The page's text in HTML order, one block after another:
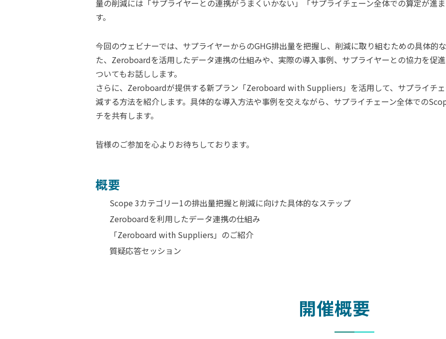
量の削減には「サプライヤーとの連携がうまくいかない」「サプライチェーン全体での算定が進
す。
今回のウェビナーでは、 サプライヤーからのGHG排出量を把握し、削減に取り組むための具体的
た、Zeroboardを活用したデータ連携の仕組みや、実際の導入事例、サプライヤーとの協力を促
ついてもお話しします。
さらに、Zeroboardが提供する新プラン「Zeroboard with Suppliers」を活用して、サプライチ
減する方法を紹介します。具体的な導入方法や事例を交えながら、サプライチェーン全体での
チを共有します。
皆様のご参加を心よりお待ちしております。
概要
Scope 3カテゴリー1の排出量把握と削減に向けた具体的なステップ
Zeroboardを利用したデータ連携の仕組み
「Zeroboard with Suppliers」のご紹介
質疑応答セッション
開催概要